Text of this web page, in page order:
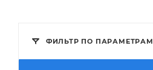
ФИЛЬТР ПО ПАРАМЕТРАМ